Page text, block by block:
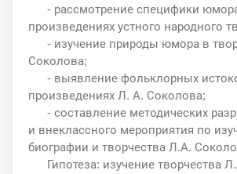
- рассмотрение специфики
произведениях устного народного
- изучение природы юмора в
Соколова;
- выявление фольклорных
произведениях Л. А. Соколова;
- составление методических
и внеклассного мероприятия по
биографии и творчества Л.А.
Гипотеза: изучение творчества